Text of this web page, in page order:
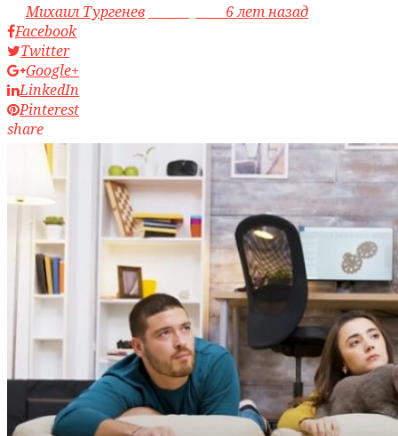
byМихаил Тургенев
6 лет назад
Facebook
Twitter
Google+
LinkedIn
Pinterest
share